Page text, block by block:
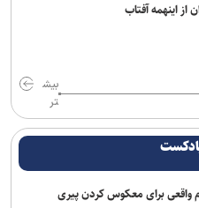
محل استقرار شهید لاریجانی»
جدی بگیرید/ نگه داشتن ادرار در
از اینهمه آفتاب
بیش
تر
واقعی برای معکوس کردن پیری